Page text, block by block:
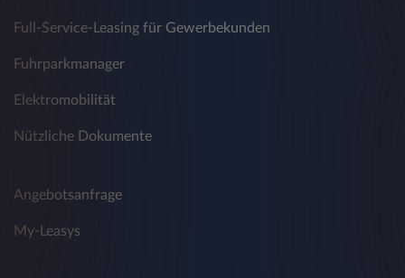
Full-Service-Leasing für Gewerbekunden
Fuhrparkmanager
Elektromobilität
Nützliche Dokumente
Angebotsanfrage
My-Leasys